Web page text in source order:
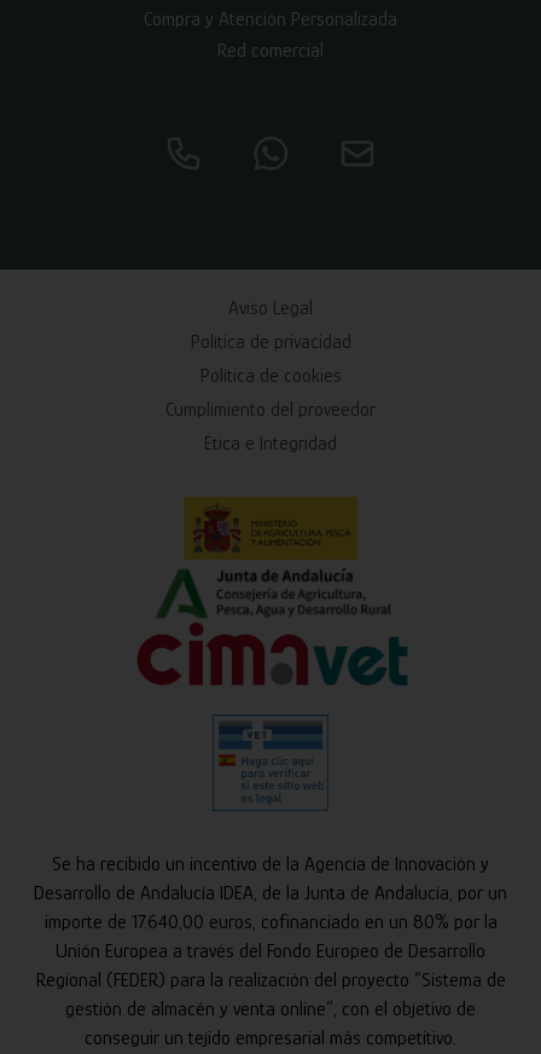
Compra y Atención Personalizada
Red comercial
Aviso Legal
Política de privacidad
Política de cookies
Cumplimiento del proveedor
Ética e Integridad
Se ha recibido un incentivo de la Agencia de Innovación y
Desarrollo de Andalucía IDEA, de la Junta de Andalucía, por un
importe de 17.640,00 euros, cofinanciado en un 80% por la
Unión Europea a través del Fondo Europeo de Desarrollo
Regional (FEDER) para la realización del proyecto “Sistema de
gestión de almacén y venta online”, con el objetivo de
conseguir un tejido empresarial más competitivo.